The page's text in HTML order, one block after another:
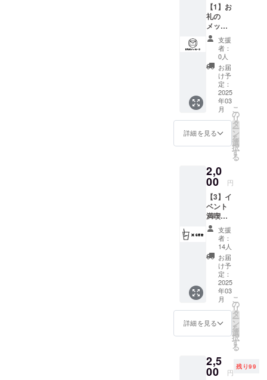
【1】お
礼の
メッ
セージ
1000円
イベン
ト終了
後に運
営より
お礼の
メッ
セージ
をメー
ルにて
送らせ
ていた
す ※出
演者か
らの
メッ
セージ
ではご
ざいま
せん
支援
者：
0人
お届
け予
定：
2025
年03
月
詳細を見る
こ
の
リ
タ
ー
ン
を
選
択
す
る
2,0
00 円
【3】イ
ベント
満喫
ドリン
クチ
ケット
セット
（3000
円分）
2000円
※こちら
当日引
換のみ
※当日の
み利用
可
支援
者：
14人
お届
け予
定：
2025
年03
月
詳細を見る
こ
の
リ
タ
ー
ン
を
選
択
す
る
2,5
00 円
残り99